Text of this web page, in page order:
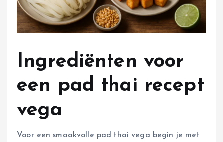
Ingrediënten voor
een pad thai recept
vega
Voor een smaakvolle pad thai vega begin je met